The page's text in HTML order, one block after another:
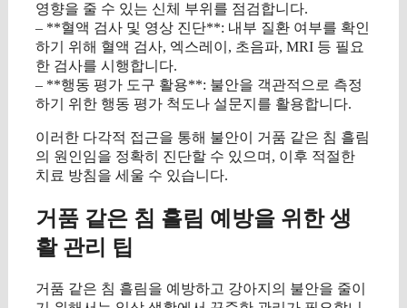
영향을 줄 수 있는 신체 부위를 점검합니다.
– **혈액 검사 및 영상 진단**: 내부 질환 여부를 확인
하기 위해 혈액 검사, 엑스레이, 초음파, MRI 등 필요
한 검사를 시행합니다.
– **행동 평가 도구 활용**: 불안을 객관적으로 측정
하기 위한 행동 평가 척도나 설문지를 활용합니다.
이러한 다각적 접근을 통해 불안이 거품 같은 침 흘림
의 원인임을 정확히 진단할 수 있으며, 이후 적절한
치료 방침을 세울 수 있습니다.
거품 같은 침 흘림 예방을 위한 생
활 관리 팁
거품 같은 침 흘림을 예방하고 강아지의 불안을 줄이